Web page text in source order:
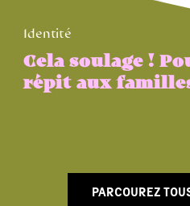
Identité
Cela soulage !
répit aux
PARCOUREZ